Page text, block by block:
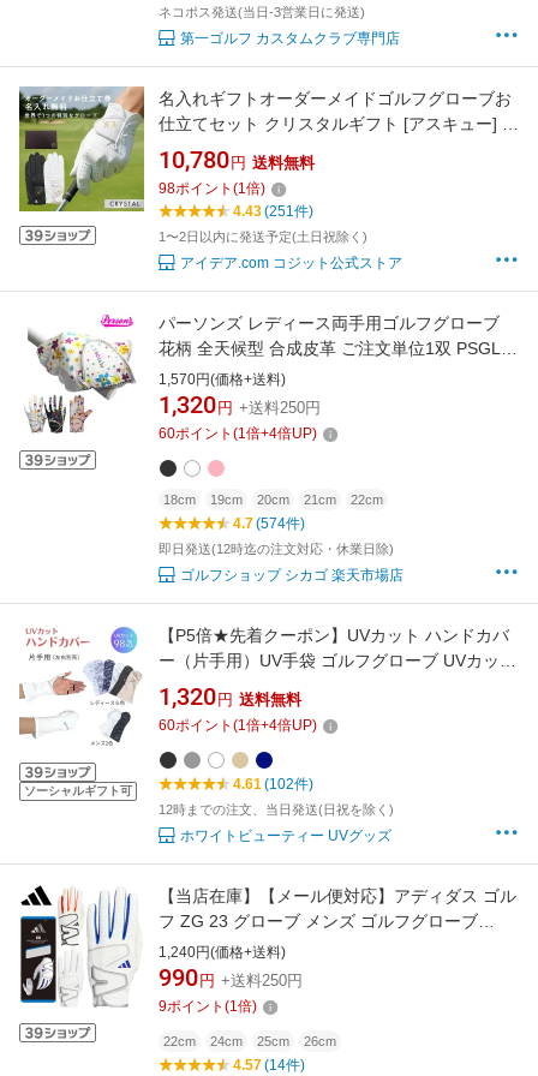
ネコポス発送(当日-3営業日に発送)
第一ゴルフ カスタムクラブ専門店
名入れギフトオーダーメイドゴルフグローブお
仕立てセット クリスタルギフト [アスキュー]
父の日 ギフト 羊革で職人が手型に合わせて作
り上げる名入れグローブ オーダーメード 父の
日ギフト プレゼント 実用的 高級 日本製 本革
羊革 ホワイトデー 【送料無料】
10,780 円 送料無料
98ポイント (1倍)
4.43(251件)
1〜2日以内に発送予定(土日祝除く)
アイデア.com コジット公式ストア
パーソンズ レディース両手用ゴルフグローブ
花柄 全天候型 合成皮革 ご注文単位1双 PSGL-
09 【PERSON'S GOLF】【メール便対応】
1,570円(価格+送料)
1,320 円 +送料250円
60ポイント (1倍+4倍UP)
18cm 19cm 20cm 21cm 22cm
4.7(574件)
即日発送(12時迄の注文対応・休業日除)
ゴルフショップ シカゴ 楽天市場店
ソーシャルギフト可
【P5倍★先着クーポン】UVカット ハンドカバ
ー（片手用）UV手袋 ゴルフグローブ UVカット
手袋 ゴルフ小物 レディース メンズ 右手 左手
手のひらオープン 指なし手袋 紫外線対策
UPF50+ 日焼け防止 手の甲 指 UVケア 紫外線
対策グッズ テニス 釣り 手袋 WhB
1,320 円 送料無料
60ポイント (1倍+4倍UP)
4.61(102件)
12時までの注文、当日発送(日祝を除く)
ホワイトビューティー UVグッズ
【当店在庫】【メール便対応】アディダス ゴル
フ ZG 23 グローブ メンズ ゴルフグローブ
NMH91 右利き（左手用） 【adtk-sp】
1,240円(価格+送料)
990 円 +送料250円
9ポイント (1倍)
22cm 24cm 25cm 26cm
4.57(14件)